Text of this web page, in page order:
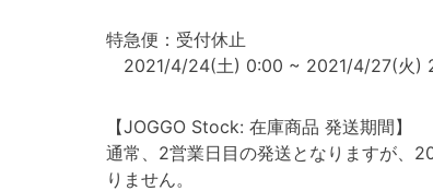
特急便：受付休止
2021/4/24(土) 0:00 ~ 2021/4/27(火)
【JOGGO Stock: 在庫商品 発送期間】
通常、2営業日目の発送となりますが、
りません。